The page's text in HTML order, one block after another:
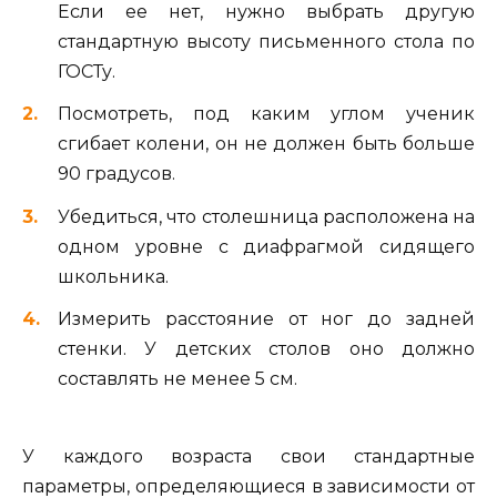
Если ее нет, нужно выбрать другую
стандартную высоту письменного стола по
ГОСТу.
Посмотреть, под каким углом ученик
сгибает колени, он не должен быть больше
90 градусов.
Убедиться, что столешница расположена на
одном уровне с диафрагмой сидящего
школьника.
Измерить расстояние от ног до задней
стенки. У детских столов оно должно
составлять не менее 5 см.
У каждого возраста свои стандартные
параметры, определяющиеся в зависимости от